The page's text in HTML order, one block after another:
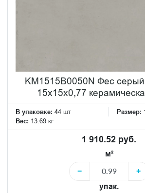
KM1515B0050N Фес
15x15x0,77
В упаковке: 44 шт Размер:
Вес: 13.69 кг
1 910.52 руб.
м²
−
+
упак.